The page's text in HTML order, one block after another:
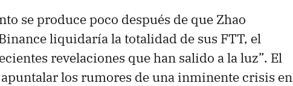
se produce poco después de que Zhao
liquidaría la totalidad de sus FTT, el
revelaciones que han salido a la luz”. El
los rumores de una inminente crisis en